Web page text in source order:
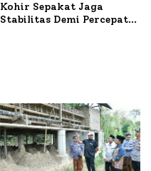
Kohir Sepakat Jaga
Stabilitas Demi Percepat